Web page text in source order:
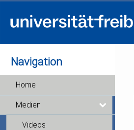
Navigation
Home
Medien
Videos